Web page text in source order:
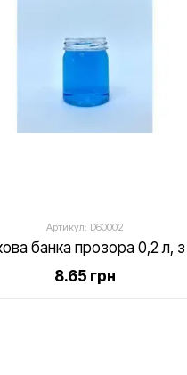
Артикул: D60002
8.65 грн